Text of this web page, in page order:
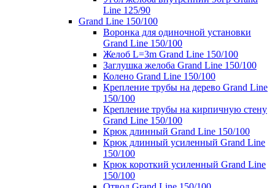
Line 125/90
Grand Line 150/100
Воронка для одиночной установки
Grand Line 150/100
Желоб L=3m Grand Line 150/100
Заглушка желоба Grand Line 150/100
Колено Grand Line 150/100
Крепление трубы на дерево Grand Line
150/100
Крепление трубы на кирпичную стену
Grand Line 150/100
Крюк длинный Grand Line 150/100
Крюк длинный усиленный Grand Line
150/100
Крюк короткий усиленный Grand Line
150/100